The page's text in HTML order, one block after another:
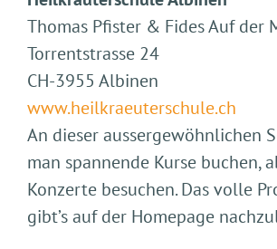
Thomas Pfister & Fides Auf der
Torrentstrasse 24
CH-3955 Albinen
www.heilkraeuterschule.ch
An dieser aussergewöhnlichen
man spannende Kurse buchen,
Konzerte besuchen. Das volle
gibt’s auf der Homepage